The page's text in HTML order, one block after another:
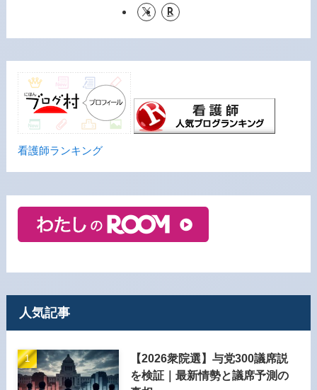
看護師ランキング
人気記事
【2026衆院選】与党300議席説
を検証｜最新情勢と議席予測の